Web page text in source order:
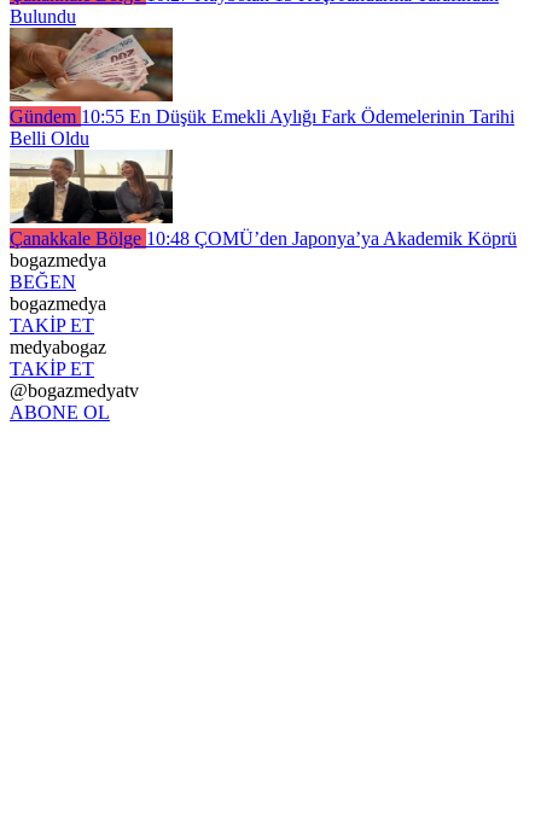
Bulundu
Gündem 10:55 En Düşük Emekli Aylığı Fark Ödemelerinin Tarihi
Belli Oldu
Çanakkale Bölge 10:48 ÇOMÜ’den Japonya’ya Akademik Köprü
bogazmedya
BEĞEN
bogazmedya
TAKİP ET
medyabogaz
TAKİP ET
@bogazmedyatv
ABONE OL